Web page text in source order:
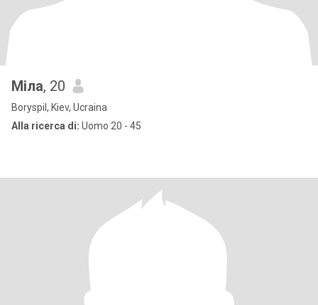
Міла, 20
Boryspil, Kiev, Ucraina
Alla ricerca di: Uomo 20 - 45